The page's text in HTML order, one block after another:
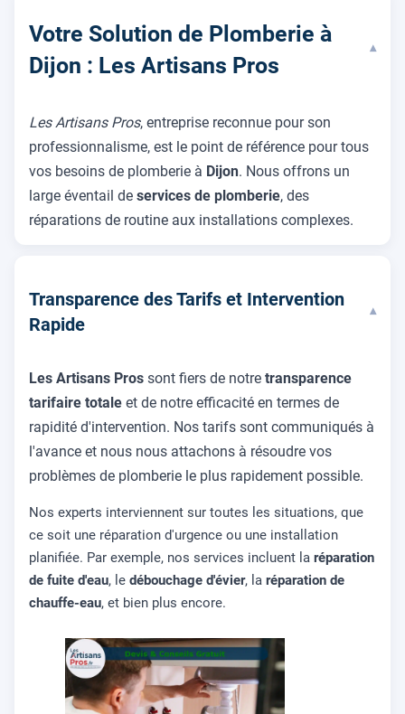
Votre Solution de Plomberie à
Dijon : Les Artisans Pros
▾
Les Artisans Pros, entreprise reconnue pour son
professionnalisme, est le point de référence pour tous
vos besoins de plomberie à Dijon. Nous offrons un
large éventail de services de plomberie, des
réparations de routine aux installations complexes.
Transparence des Tarifs et Intervention
Rapide
▾
Les Artisans Pros sont fiers de notre transparence
tarifaire totale et de notre efficacité en termes de
rapidité d'intervention. Nos tarifs sont communiqués à
l'avance et nous nous attachons à résoudre vos
problèmes de plomberie le plus rapidement possible.
Nos experts interviennent sur toutes les situations, que
ce soit une réparation d'urgence ou une installation
planifiée. Par exemple, nos services incluent la réparation
de fuite d'eau, le débouchage d'évier, la réparation de
chauffe-eau, et bien plus encore.